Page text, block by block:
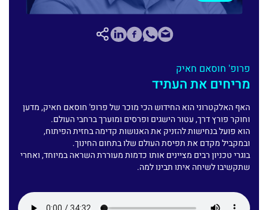
פרופ' חוסאם חאיק
מריחים את העתיד
האף האלקטרוני הוא החידוש הכי מוכר של פרופ' חוסאם חאיק, מדען
וחוקר פורץ דרך, עטור הישגים ופרסים ומוערך ברחבי העולם.
הוא פועל בנחישות להזניק את האנושות קדימה בחזית הפיתוח,
ובמקביל מקדם את תפיסת העולם שלו בתחום החינוך.
בוגרי טכניון רבים מציינים אותו כדמות מעוררת השראה במיוחד, ואחרי
שתקשיבו לשיחה איתו תבינו למה.